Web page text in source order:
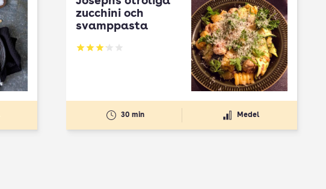
zucchini och
svamppasta
Betyg: 3.1 av 5
30 min Medel